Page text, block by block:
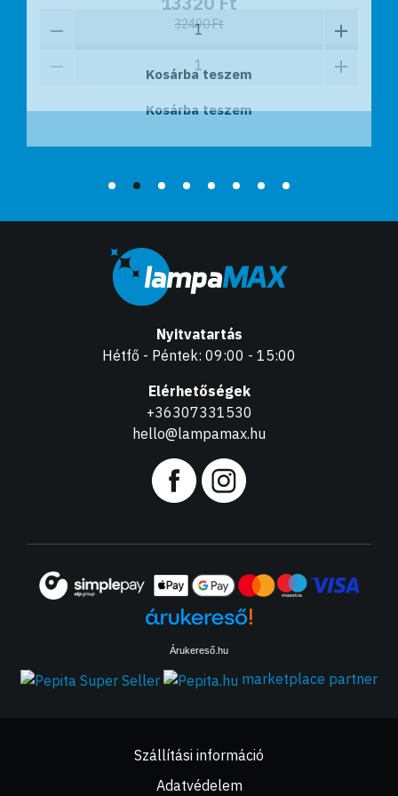
Kosárba teszem
32490 Ft
Kosárba teszem
Nyitvatartás
Hétfő - Péntek: 09:00 - 15:00
Elérhetőségek
+36307331530
hello@lampamax.hu
Árukereső.hu
marketplace partner
Szállítási információ
Adatvédelem